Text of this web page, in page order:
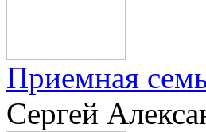
Приемная
Сергей